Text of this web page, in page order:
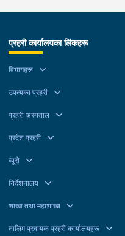
प्रहरी कार्यालयका लिंकहरू
विभागहरू
उपत्यका प्रहरी
प्रहरी अस्पताल
प्रदेश प्रहरी
व्यूरो
निर्देशनालय
शाखा तथा महाशाखा
तालिम प्रदायक प्रहरी कार्यालयहरू